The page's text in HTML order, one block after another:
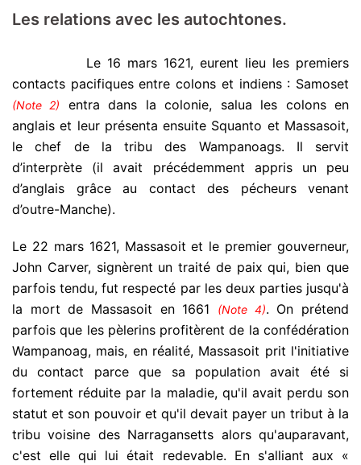
Les relations avec les autochtones.
Le 16 mars 1621, eurent lieu les premiers
contacts pacifiques entre colons et indiens : Samoset
(Note 2)
entra dans la colonie, salua les colons en
anglais et leur présenta ensuite Squanto et Massasoit,
le chef de la tribu des Wampanoags. Il servit
d’interprète (il avait précédemment appris un peu
d’anglais grâce au contact des pécheurs venant
d’outre-Manche).
Le 22 mars 1621, Massasoit et le premier gouverneur,
John Carver, signèrent un traité de paix qui, bien que
parfois tendu, fut respecté par les deux parties jusqu'à
la mort de Massasoit en 1661
(Note 4). On prétend
parfois que les pèlerins profitèrent de la confédération
Wampanoag, mais, en réalité, Massasoit prit l'initiative
du contact parce que sa population avait été si
fortement réduite par la maladie, qu'il avait perdu son
statut et son pouvoir et qu'il devait payer un tribut à la
tribu voisine des Narragansetts alors qu'auparavant,
c'est elle qui lui était redevable. En s'alliant aux «